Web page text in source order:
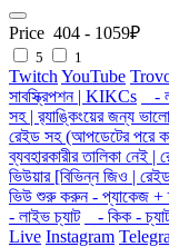
Price 404 - 1059₽
5 1
Twitch YouTube
সাবস্ক্রিপশন | KIKCs
-
সহ | র‍্যাঙ্কিংয়ের জন্য
রেইড সহ (আপডেটের পরে
ব্যবহারকারীর তালিকা
ভিউয়ার [বিভিন্ন জিও |
ভিউ শুরু করুন - প্যাকেজ +
- লাইভ চ্যাট
- কিক -
Live Instagram